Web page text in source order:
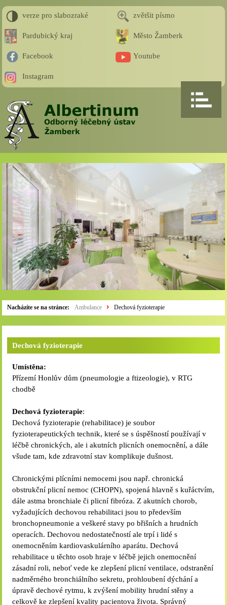
verze pro slabozraké zvětšit písmo
Pardubický kraj Město Žamberk
Facebook Youtube
Instagram
Nacházíte se na stránce: Ambulance Dechová fyzioterapie
Dechová fyzioterapie
Umístěna:
Přízemí Honlův dům (pneumologie a ftizeologie), v RTG
chodbě
Dechová fyzioterapie:
Dechová fyzioterapie (rehabilitace) je soubor
fyzioterapeutických technik, které se s úspěšností používají v
léčbě chronických, ale i akutních plicních onemocnění, a dále
všude tam, kde zdravotní stav komplikuje dušnost.
Chronickými plícními nemocemi jsou např. chronická
obstrukční plicní nemoc (CHOPN), spojená hlavně s kuřáctvím,
dále astma bronchiale či plicní fibróza. Z akutních chorob,
vyžadujících dechovou rehabilitaci jsou to především
bronchopneumonie a veškeré stavy po břišních a hrudních
operacích. Dechovou nedostatečností ale trpí i lidé s
onemocněním kardiovaskulárního aparátu. Dechová
rehabilitace u těchto osob hraje v léčbě jejich onemocnění
zásadní roli, neboť vede ke zlepšení plicní ventilace, odstranění
nadměrného bronchiálního sekretu, prohloubení dýchání a
úpravě dechové rytmu, k zvýšení mobility hrudní stěny a
celkově ke zlepšení kvality pacientova života. Správný